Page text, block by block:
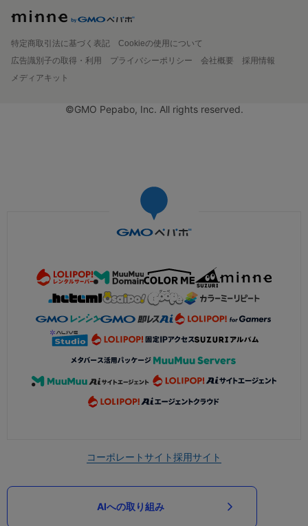
特定商取引法に基づく表記
Cookieの使用について
広告識別子の取得・利用
プライバシーポリシー 会社概要
採用情報
メディアキット
©GMO Pepabo, Inc. All rights reserved.
コーポレートサイト採用サイト
AIへの取り組み